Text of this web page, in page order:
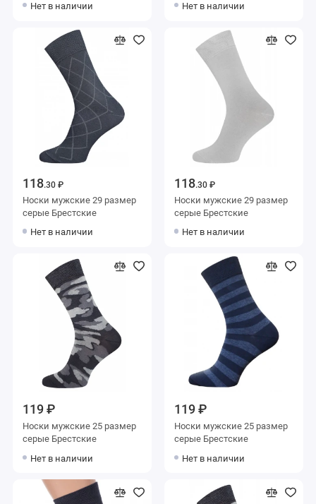
Нет в наличии
Нет в наличии
118.30 ₽
Носки мужские 29 размер
серые Брестские
Нет в наличии
118.30 ₽
Носки мужские 29 размер
серые Брестские
Нет в наличии
119 ₽
Носки мужские 25 размер
серые Брестские
Нет в наличии
119 ₽
Носки мужские 25 размер
серые Брестские
Нет в наличии